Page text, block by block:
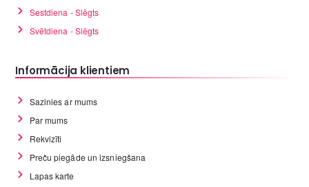
Sestdiena - Slēgts
Svētdiena - Slēgts
Informācija klientiem
Sazinies ar mums
Par mums
Rekvizīti
Preču piegāde un izsniegšana
Lapas karte